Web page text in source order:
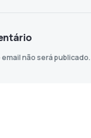
não será publicado.